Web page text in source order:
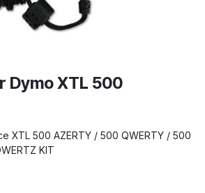
Dymo XTL 500
XTL 500 AZERTY / 500 QWERTY / 500
KIT